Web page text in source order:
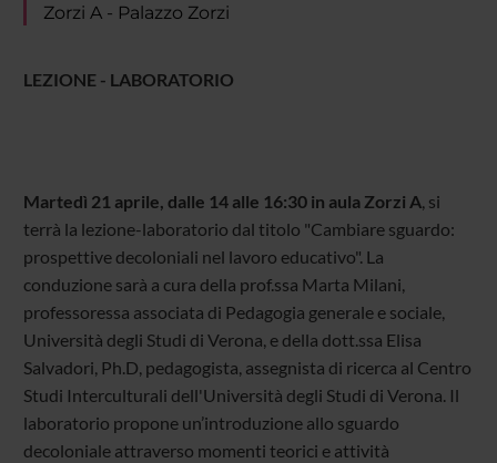
Zorzi A - Palazzo Zorzi
LEZIONE - LABORATORIO
Martedì 21 aprile, dalle 14 alle 16:30 in aula Zorzi A, si
terrà la lezione-laboratorio dal titolo "Cambiare sguardo:
prospettive decoloniali nel lavoro educativo". La
conduzione sarà a cura della prof.ssa Marta Milani,
professoressa associata di Pedagogia generale e sociale,
Università degli Studi di Verona, e della dott.ssa Elisa
Salvadori, Ph.D, pedagogista, assegnista di ricerca al Centro
Studi Interculturali dell'Università degli Studi di Verona. Il
laboratorio propone un’introduzione allo sguardo
decoloniale attraverso momenti teorici e attività